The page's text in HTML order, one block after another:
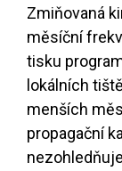
Zmiňovaná
měsíční
tisku
lokálních
menších
propagační